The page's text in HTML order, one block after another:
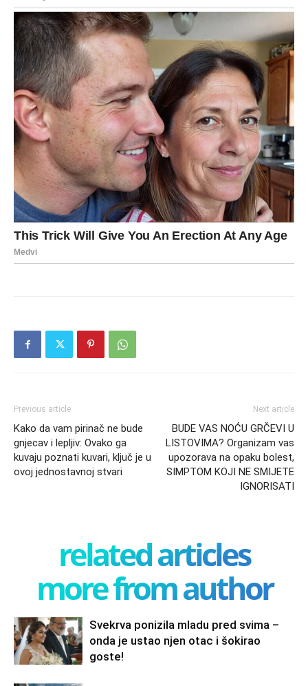
Previous article
Kako da vam pirinač ne bude
gnjecav i lepljiv: Ovako ga
kuvaju poznati kuvari, ključ je u
ovoj jednostavnoj stvari
Next article
BUDE VAS NOĆU GRČEVI U
LISTOVIMA? Organizam vas
upozorava na opaku bolest,
SIMPTOM KOJI NE SMIJETE
IGNORISATI
related articles
more from author
Svekrva ponizila mladu pred svima –
onda je ustao njen otac i šokirao
goste!